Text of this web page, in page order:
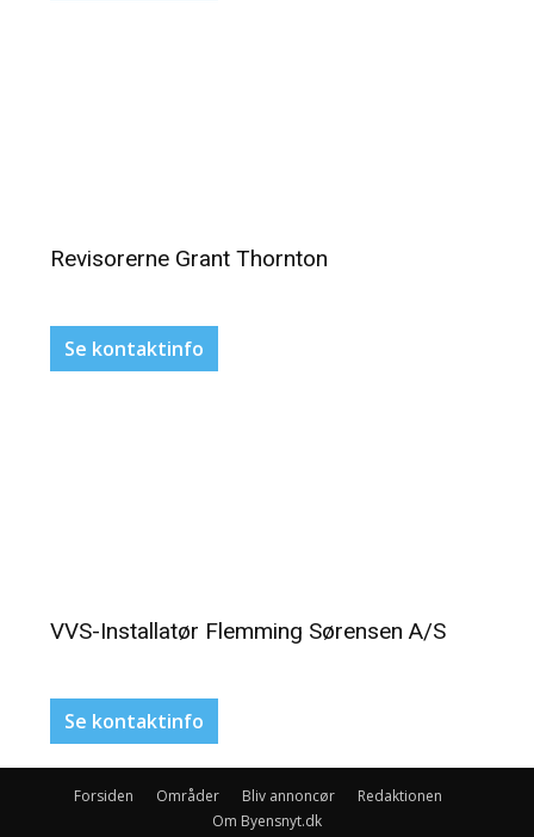
Revisorerne Grant Thornton
Se kontaktinfo
VVS-Installatør Flemming Sørensen A/S
Se kontaktinfo
Forsiden Områder Bliv annoncør
Redaktionen
Om Byensnyt.dk